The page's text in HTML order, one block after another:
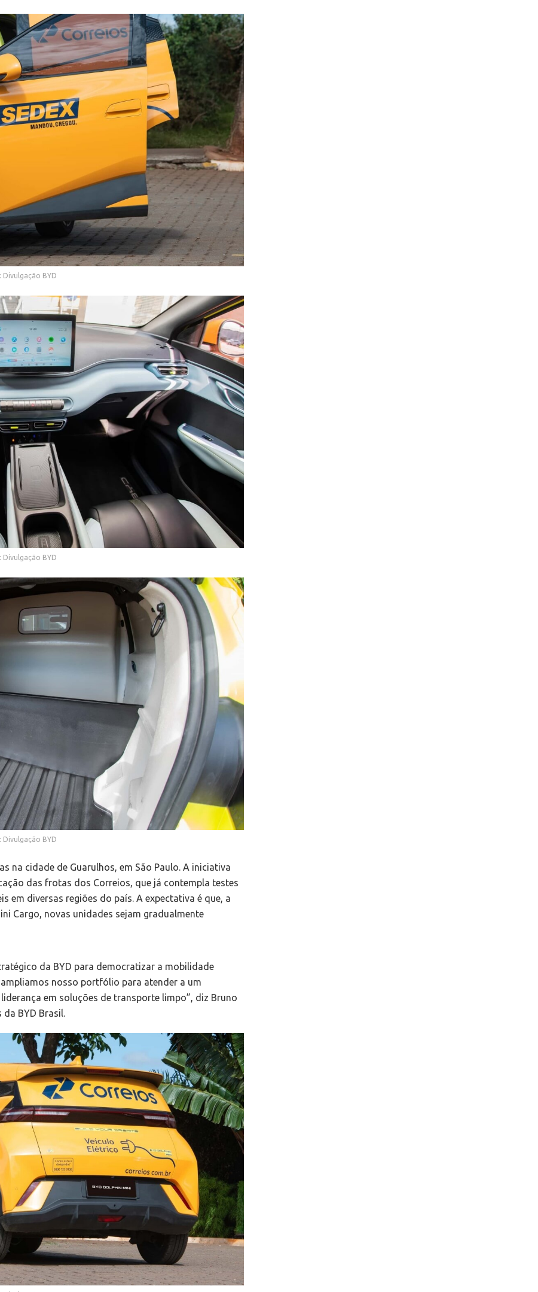
Divulgação BYD
Divulgação BYD
Divulgação BYD
na cidade de Guarulhos, em São Paulo. A iniciativa
das frotas dos Correios, que já contempla testes
em diversas regiões do país. A expectativa é que, a
Cargo, novas unidades sejam gradualmente
da BYD para democratizar a mobilidade
nosso portfólio para atender a um
em soluções de transporte limpo”, diz Bruno
BYD Brasil.